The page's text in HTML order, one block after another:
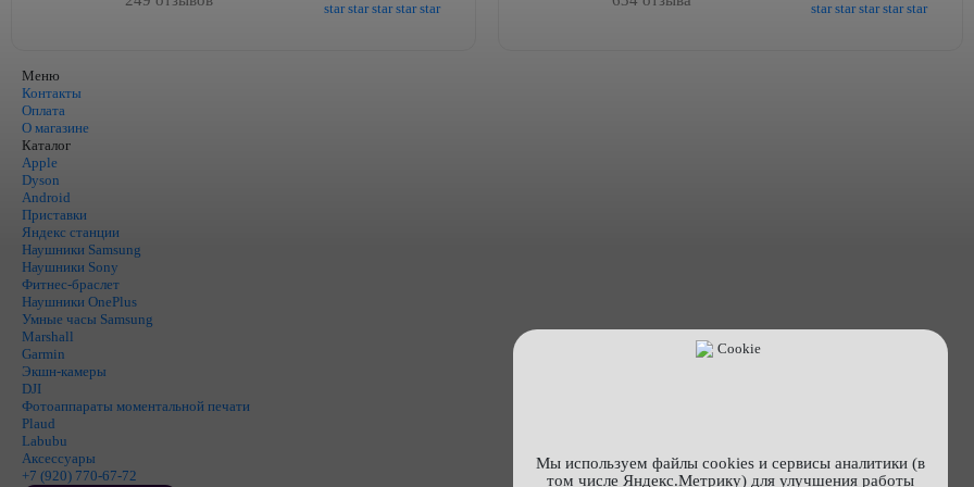
Меню
Контакты
Оплата
О магазине
Каталог
Apple
Dyson
Android
Приставки
Яндекс станции
Наушники Samsung
Наушники Sony
Фитнес-браслет
Наушники OnePlus
Умные часы Samsung
Marshall
Garmin
Экшн-камеры
DJI
Фотоаппараты моментальной печати
Plaud
Labubu
Аксессуары
+7 (920) 770-67-72
Мы используем файлы cookies и сервисы аналитики (в
том числе Яндекс.Метрику) для улучшения работы